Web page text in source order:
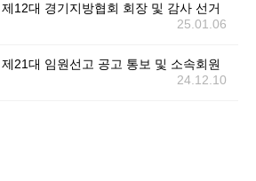
12대 경기지방협회 회장 및 감사 선거
25.01.06
21대 임원선고 공고 통보 및 소속회원
24.12.10